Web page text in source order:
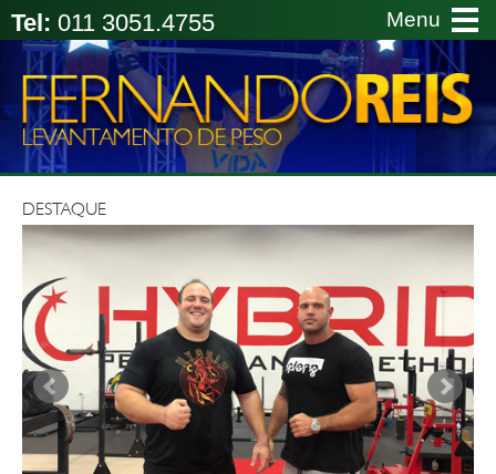
Tel: 011 3051.4755 Menu
DESTAQUE